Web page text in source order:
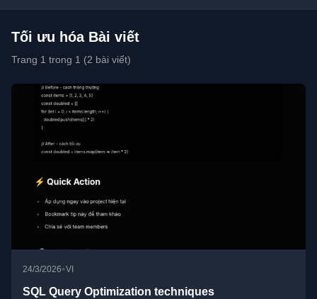
Tối ưu hóa Bài viết
Trang 1 trong 1 (2 bài viết)
24/3/2026•VI
SQL Query Optimization techniques